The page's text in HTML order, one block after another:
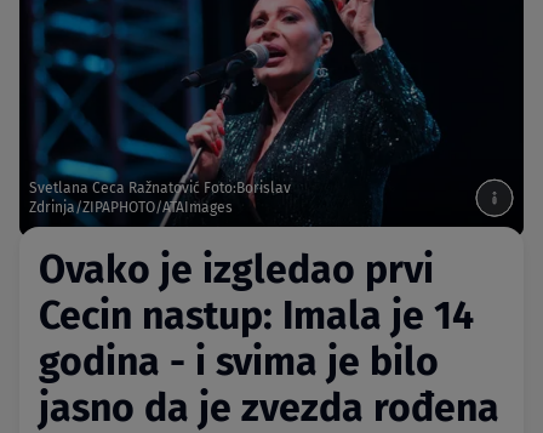
Svetlana Ceca Ražnatović Foto:Borislav
Zdrinja/ZIPAPHOTO/ATAImages
Ovako je izgledao prvi
Cecin nastup: Imala je 14
godina - i svima je bilo
jasno da je zvezda rođena